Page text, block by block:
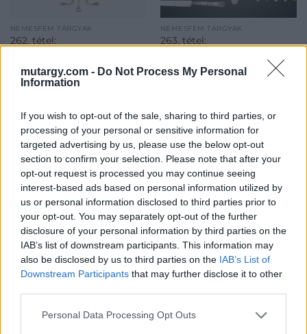
mutargy.com - Do Not Process My Personal
Information
If you wish to opt-out of the sale, sharing to third parties, or
processing of your personal or sensitive information for
targeted advertising by us, please use the below opt-out
section to confirm your selection. Please note that after your
opt-out request is processed you may continue seeing
interest-based ads based on personal information utilized by
us or personal information disclosed to third parties prior to
your opt-out. You may separately opt-out of the further
disclosure of your personal information by third parties on the
IAB’s list of downstream participants. This information may
also be disclosed by us to third parties on the IAB’s List of
Downstream Participants that may further disclose it to other
Personal Data Processing Opt Outs
NEMESFÉM TÁRGYAK
262. tétel:
kávéskanna
Francia empire kávéskanna
Ezüst, 892 g.
Palmettalevelekben
végződő, három
állatmancsos lábon álló,
amfóra formájú edény,
csikófejes kiöntőcsőrrel és
rozettával díszített,
ébenfeketére pácolt fa
fogóval. Zsanéros
billenőfedelén toboz alakú
fogóval. Alján é
Kikiáltási ár:450 000Ft
Aukció:
77. Művészeti Aukció 2. nap
Aukció időpontja: 2021-06-
23 18:00
MEGTEKINTEM
NEMESFÉM TÁRGYAK
263. tétel:
biedermeier
6 személyes biedermeier
evőeszközkészlet Ezüst, 1546
g. 6 darab evőkanál, 6 darab
villa és 6 darab kés, 6 darab
teáskanál, és 2 darab tálaló
(merőkanál és
pecsenyekanál). Nyeleiken
Scitovszky János
esztergomi érsek applikált
címerével. Jelzett: Pest, 1839
Kikiáltási ár:550 000
Aukció:
77. Művészeti Aukció 2. nap
Aukció időpontja: 2021-06-
23 18:00
MEGTEKINTEM